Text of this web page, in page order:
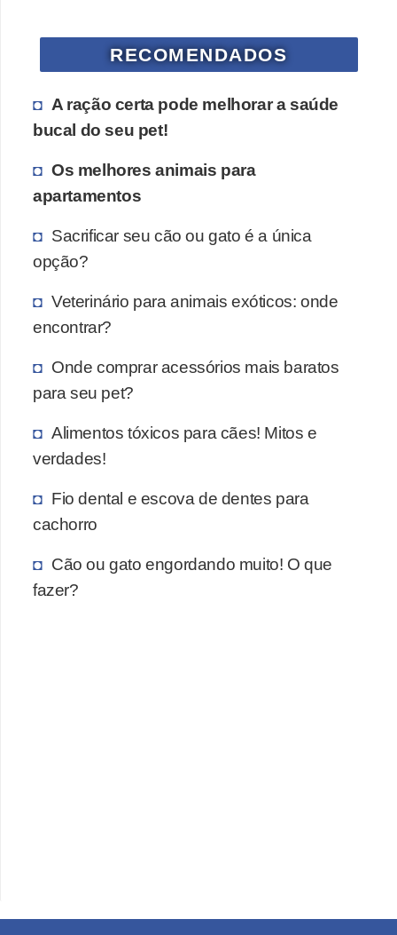
RECOMENDADOS
A ração certa pode melhorar a saúde
bucal do seu pet!
Os melhores animais para
apartamentos
Sacrificar seu cão ou gato é a única
opção?
Veterinário para animais exóticos: onde
encontrar?
Onde comprar acessórios mais baratos
para seu pet?
Alimentos tóxicos para cães! Mitos e
verdades!
Fio dental e escova de dentes para
cachorro
Cão ou gato engordando muito! O que
fazer?